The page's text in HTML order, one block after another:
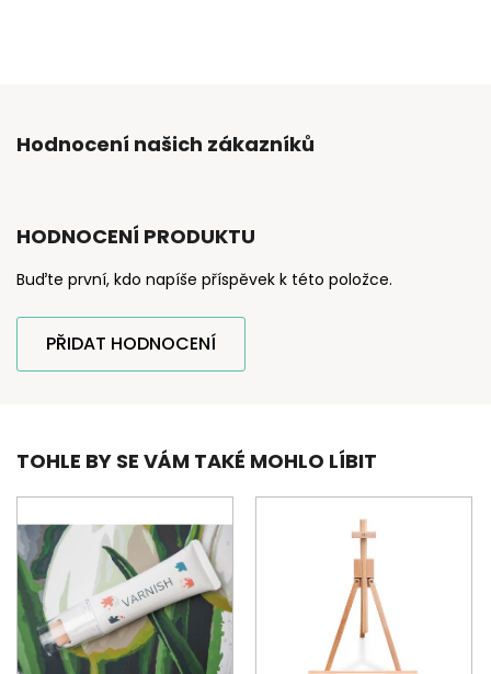
Hodnocení našich zákazníků
HODNOCENÍ PRODUKTU
Buďte první, kdo napíše příspěvek k této položce.
PŘIDAT HODNOCENÍ
TOHLE BY SE VÁM TAKÉ MOHLO LÍBIT